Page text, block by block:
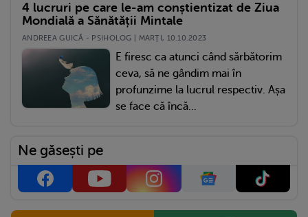
4 lucruri pe care le-am conștientizat de Ziua
Mondială a Sănătății Mintale
ANDREEA GUICĂ - PSIHOLOG | MARŢI, 10.10.2023
E firesc ca atunci când sărbătorim
ceva, să ne gândim mai în
profunzime la lucrul respectiv. Așa
se face că încă...
Ne găsești pe